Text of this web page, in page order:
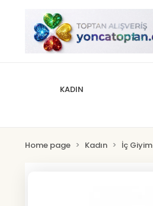
KADIN
Home page Kadın İç Giyim